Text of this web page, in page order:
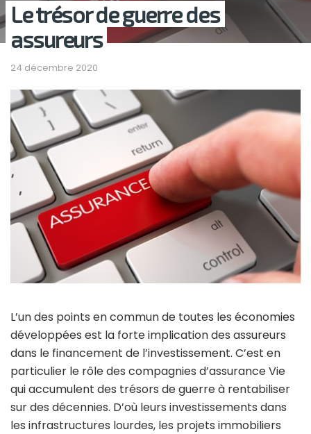
Le trésor de guerre des
assureurs
24 décembre 2020
L’un des points en commun de toutes les économies
développées est la forte implication des assureurs
dans le financement de l’investissement. C’est en
particulier le rôle des compagnies d’assurance Vie
qui accumulent des trésors de guerre à rentabiliser
sur des décennies. D’où leurs investissements dans
les infrastructures lourdes, les projets immobiliers